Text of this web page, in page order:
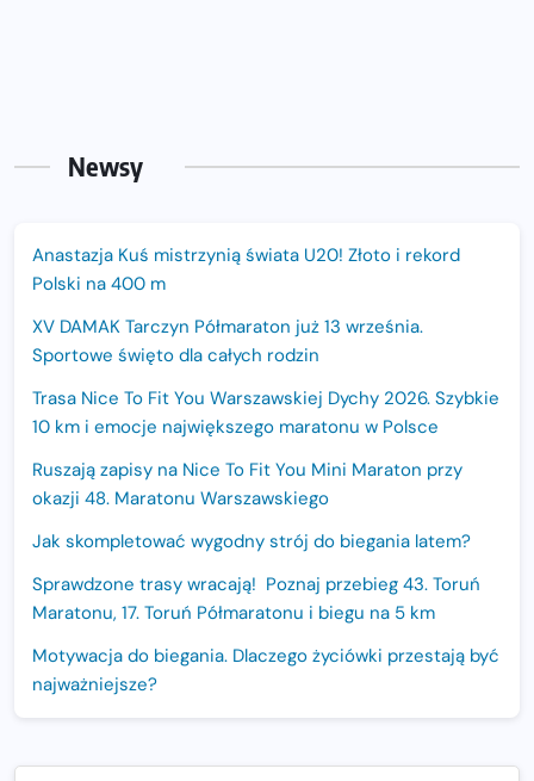
Newsy
Anastazja Kuś mistrzynią świata U20! Złoto i rekord
Polski na 400 m
XV DAMAK Tarczyn Półmaraton już 13 września.
Sportowe święto dla całych rodzin
Trasa Nice To Fit You Warszawskiej Dychy 2026. Szybkie
10 km i emocje największego maratonu w Polsce
Ruszają zapisy na Nice To Fit You Mini Maraton przy
okazji 48. Maratonu Warszawskiego
Jak skompletować wygodny strój do biegania latem?
Sprawdzone trasy wracają! Poznaj przebieg 43. Toruń
Maratonu, 17. Toruń Półmaratonu i biegu na 5 km
Motywacja do biegania. Dlaczego życiówki przestają być
najważniejsze?